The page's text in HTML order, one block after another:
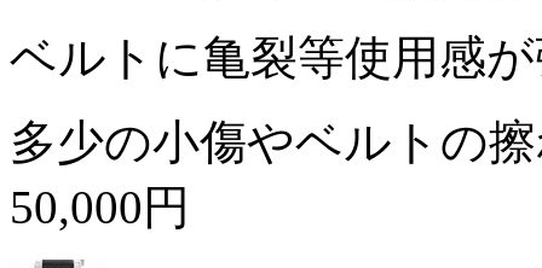
ベルトに亀裂等使用感
多少の小傷やベルトの
50,000円